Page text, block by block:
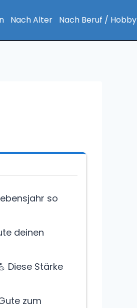
Nach Alter Nach Beruf / Hobby
so
deinen
Diese Stärke
zum